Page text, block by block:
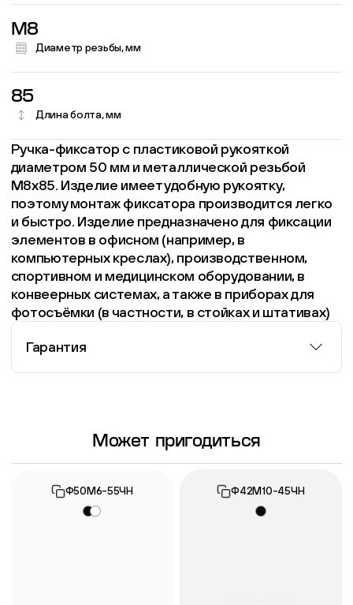
M8
Диаметр резьбы, мм
85
Длина болта, мм
Ручка-фиксатор с пластиковой рукояткой
диаметром 50 мм и металлической резьбой
М8х85. Изделие имеет удобную рукоятку,
поэтому монтаж фиксатора производится легко
и быстро. Изделие предназначено для фиксации
элементов в офисном (например, в
компьютерных креслах), производственном,
спортивном и медицинском оборудовании, в
конвеерных системах, а также в приборах для
фотосъёмки (в частности, в стойках и штативах)
Гарантия
Информация о гарантии
Может пригодиться
Ф50М6-55ЧН Ф42М10-45ЧН